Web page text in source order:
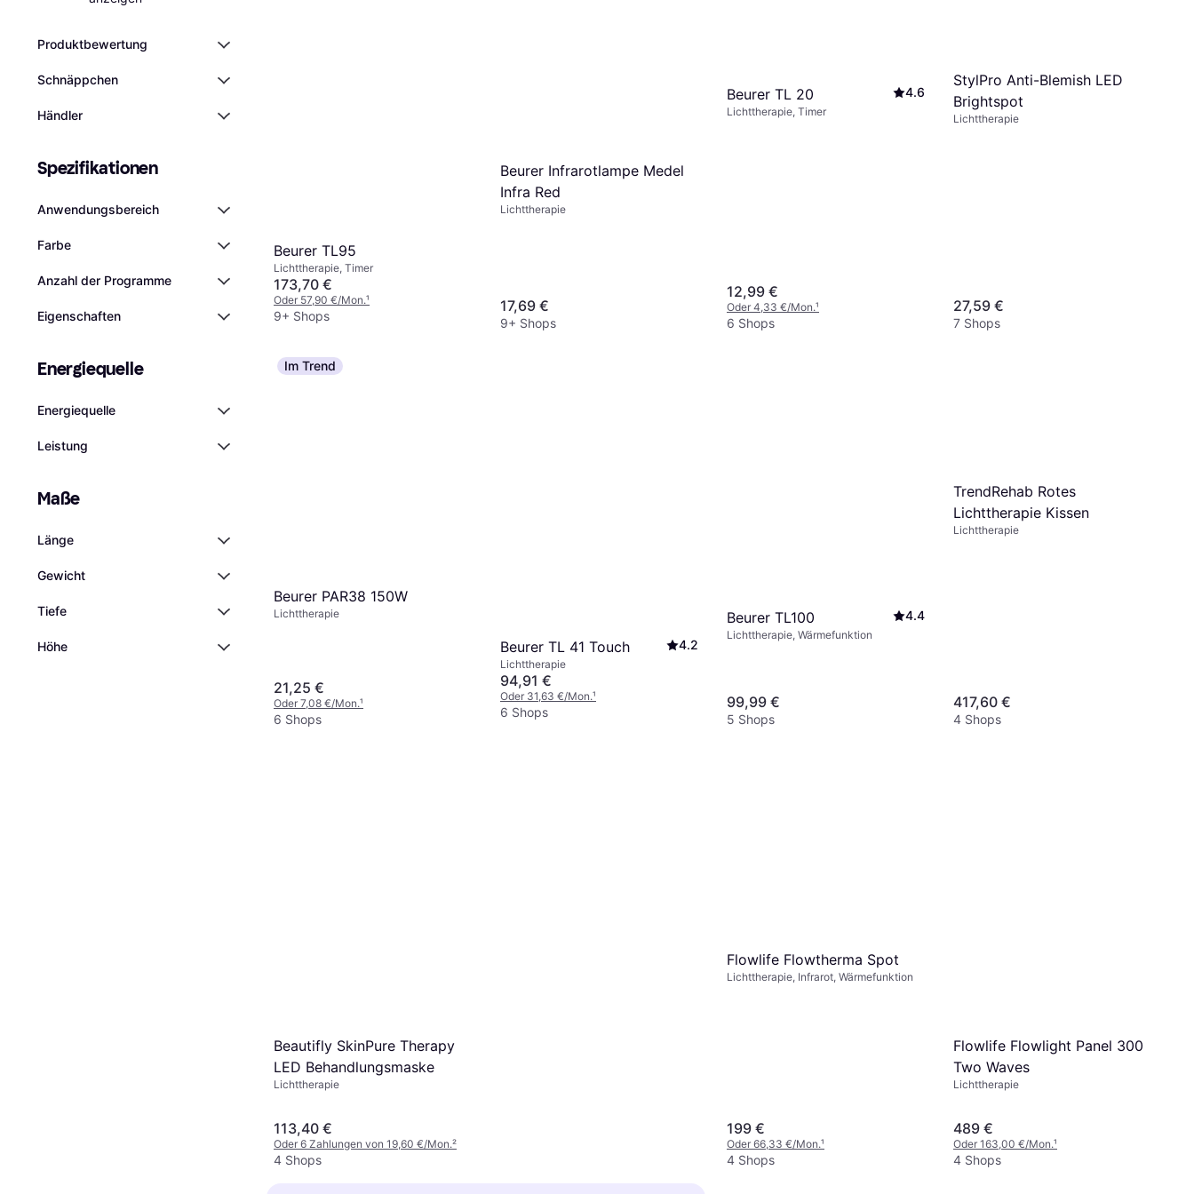
Produktbewertung
Schnäppchen
Händler
Spezifikationen
Anwendungsbereich
Farbe
Anzahl der Programme
Eigen­schaften
Energiequelle
Energiequelle
Leistung
Maße
Länge
Gewicht
Tiefe
Höhe
Beurer TL95
Lichttherapie, Timer
173,70 €
Oder 57,90 €/Mon.¹
9+ Shops
Beurer Infrarotlampe Medel
Infra Red
Lichttherapie
17,69 €
9+ Shops
Beurer TL 20 4.6
Lichttherapie, Timer
12,99 €
Oder 4,33 €/Mon.¹
6 Shops
StylPro Anti-Blemish LED
Brightspot
Lichttherapie
27,59 €
7 Shops
Im Trend
Beurer PAR38 150W
Lichttherapie
21,25 €
Oder 7,08 €/Mon.¹
6 Shops
Beurer TL 41 Touch 4.2
Lichttherapie
94,91 €
Oder 31,63 €/Mon.¹
6 Shops
Beurer TL100 4.4
Lichttherapie, Wärmefunktion
99,99 €
5 Shops
TrendRehab Rotes
Lichttherapie Kissen
Lichttherapie
417,60 €
4 Shops
Beautifly SkinPure Therapy
LED Behandlungsmaske
Lichttherapie
113,40 €
Oder 6 Zahlungen von 19,60 €/Mon.²
4 Shops
Flowlife Flowtherma Spot
Lichttherapie, Infrarot, Wärmefunktion
199 €
Oder 66,33 €/Mon.¹
4 Shops
Flowlife Flowlight Panel 300
Two Waves
Lichttherapie
489 €
Oder 163,00 €/Mon.¹
4 Shops